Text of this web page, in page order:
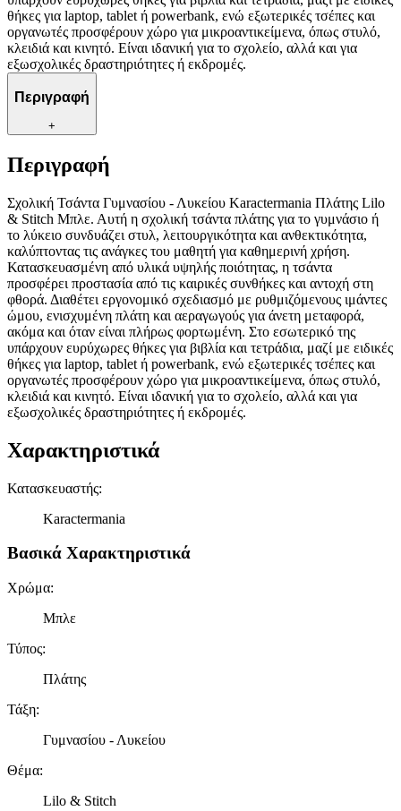
θήκες για laptop, tablet ή powerbank, ενώ εξωτερικές τσέπες και
οργανωτές προσφέρουν χώρο για μικροαντικείμενα, όπως στυλό,
κλειδιά και κινητό. Είναι ιδανική για το σχολείο, αλλά και για
εξωσχολικές δραστηριότητες ή εκδρομές.
Περιγραφή
+
Περιγραφή
Σχολική Τσάντα Γυμνασίου - Λυκείου Karactermania Πλάτης Lilo
& Stitch Μπλε. Αυτή η σχολική τσάντα πλάτης για το γυμνάσιο ή
το λύκειο συνδυάζει στυλ, λειτουργικότητα και ανθεκτικότητα,
καλύπτοντας τις ανάγκες του μαθητή για καθημερινή χρήση.
Κατασκευασμένη από υλικά υψηλής ποιότητας, η τσάντα
προσφέρει προστασία από τις καιρικές συνθήκες και αντοχή στη
φθορά. Διαθέτει εργονομικό σχεδιασμό με ρυθμιζόμενους ιμάντες
ώμου, ενισχυμένη πλάτη και αεραγωγούς για άνετη μεταφορά,
ακόμα και όταν είναι πλήρως φορτωμένη. Στο εσωτερικό της
υπάρχουν ευρύχωρες θήκες για βιβλία και τετράδια, μαζί με ειδικές
θήκες για laptop, tablet ή powerbank, ενώ εξωτερικές τσέπες και
οργανωτές προσφέρουν χώρο για μικροαντικείμενα, όπως στυλό,
κλειδιά και κινητό. Είναι ιδανική για το σχολείο, αλλά και για
εξωσχολικές δραστηριότητες ή εκδρομές.
Χαρακτηριστικά
Κατασκευαστής:
Karactermania
Βασικά Χαρακτηριστικά
Χρώμα:
Μπλε
Τύπος:
Πλάτης
Τάξη:
Γυμνασίου - Λυκείου
Θέμα:
Lilo & Stitch